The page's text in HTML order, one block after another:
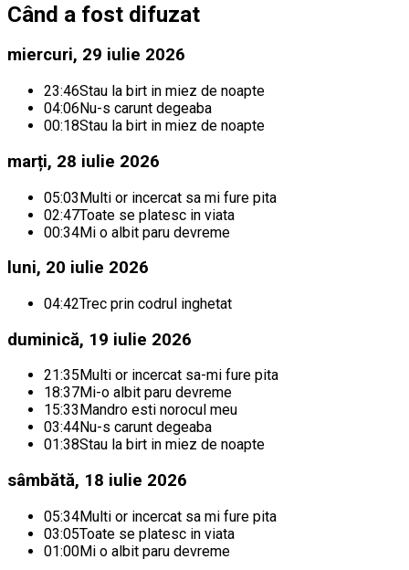
Când a fost difuzat
miercuri, 29 iulie 2026
23:46Stau la birt in miez de noapte
04:06 Nu-s carunt degeaba
00:18Stau la birt in miez de noapte
marți, 28 iulie 2026
05:03Multi or incercat sa mi fure pita
02:47Toate se platesc in viata
00:34Mi o albit paru devreme
luni, 20 iulie 2026
04:42Trec prin codrul inghetat
duminică, 19 iulie 2026
21:35 Multi or incercat sa-mi fure pita
18:37Mi-o albit paru devreme
15:33 Mandro esti norocul meu
03:44Nu-s carunt degeaba
01:38Stau la birt in miez de noapte
sâmbătă, 18 iulie 2026
05:34Multi or incercat sa mi fure pita
03:05Toate se platesc in viata
01:00Mi o albit paru devreme